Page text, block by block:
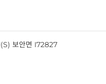
보안면 I72827